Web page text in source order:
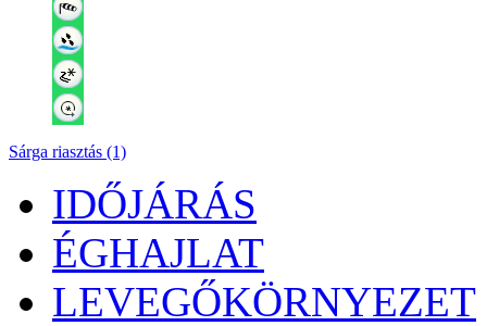
Sárga riasztás (1)
IDŐJÁRÁS
ÉGHAJLAT
LEVEGŐKÖRNYEZET